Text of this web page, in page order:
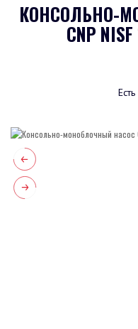
КОНСОЛЬНО-
CNP